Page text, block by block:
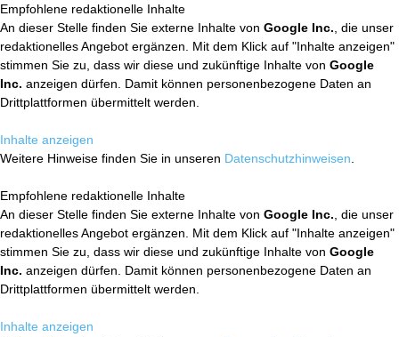
Empfohlene redaktionelle Inhalte
An dieser Stelle finden Sie externe Inhalte von Google Inc. , die unser
redaktionelles Angebot ergänzen. Mit dem Klick auf "Inhalte anzeigen"
stimmen Sie zu, dass wir diese und zukünftige Inhalte von Google
Inc. anzeigen dürfen. Damit können personenbezogene Daten an
Drittplattformen übermittelt werden.
Inhalte anzeigen
Weitere Hinweise finden Sie in unseren Datenschutzhinweisen
Empfohlene redaktionelle Inhalte
An dieser Stelle finden Sie externe Inhalte von Google Inc. , die unser
redaktionelles Angebot ergänzen. Mit dem Klick auf "Inhalte anzeigen"
stimmen Sie zu, dass wir diese und zukünftige Inhalte von Google
Inc. anzeigen dürfen. Damit können personenbezogene Daten an
Drittplattformen übermittelt werden.
Inhalte anzeigen